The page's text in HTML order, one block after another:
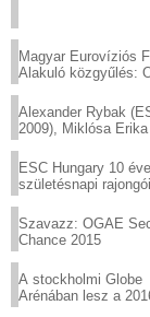
Magyar Eurovíziós
Alakuló közgyűlés:
Alexander Rybak
2009), Miklósa
sztárjai a
ESC Hungary 10
születésnapi rajongói
Szavazz: OGAE
Chance 2015
A stockholmi Globe
Arénában lesz a